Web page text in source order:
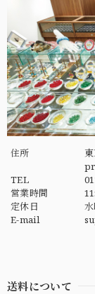
住所
TEL
営業時間
定休日
E-mail
送料について